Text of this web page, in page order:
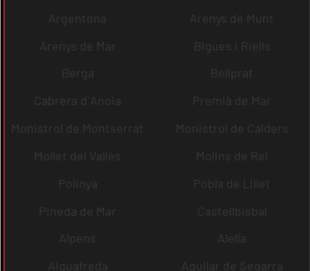
Argentona
Arenys de Munt
Arenys de Mar
Bigues i Riells
Berga
Bellprat
Cabrera d´Anoia
Premià de Mar
Monistrol de Montserrat
Monistrol de Calders
Mollet del Vallès
Molins de Rei
Polinyà
Pobla de Lillet
Pineda de Mar
Castellbisbal
Alpens
Alella
Aiguafreda
Aguilar de Segarra